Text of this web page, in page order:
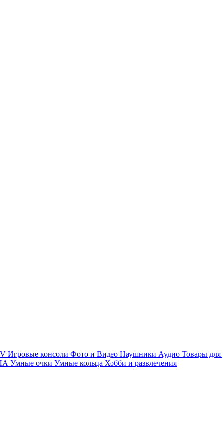
Игровые консоли Фото и Видео Наушники Аудио Товары для
Умные очки Умные кольца Хобби и развлечения